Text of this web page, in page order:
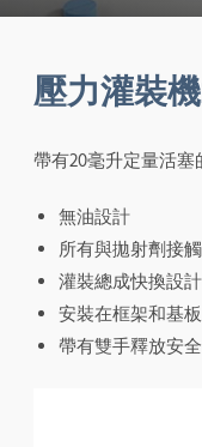
壓力灌裝
帶有20毫升定量活塞
無油設計
所有與拋射劑接
灌裝總成快換設計
安裝在框架和基
帶有雙手釋放安